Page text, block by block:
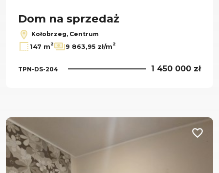
Dom na sprzedaż
Kołobrzeg, Centrum
147 m2 9 863,95 zł/m2
TPN-DS-204 1 450 000 zł
Dodaj